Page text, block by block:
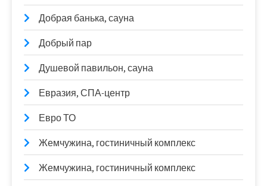
Добрая банька, сауна
Добрый пар
Душевой павильон, сауна
Евразия, СПА-центр
Евро ТО
Жемчужина, гостиничный комплекс
Жемчужина, гостиничный комплекс